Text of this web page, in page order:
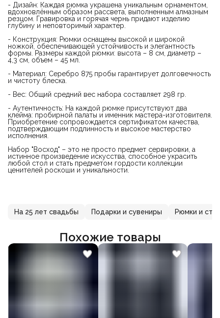
- Дизайн: Каждая рюмка украшена уникальным орнаментом,
вдохновлённым образом рассвета, выполненным алмазным
резцом. Гравировка и горячая чернь придают изделию
глубину и неповторимый характер.
- Конструкция: Рюмки оснащены высокой и широкой
ножкой, обеспечивающей устойчивость и элегантность
формы. Размеры каждой рюмки: высота – 8 см, диаметр –
4,3 см, объем – 45 мл.
- Материал: Серебро 875 пробы гарантирует долговечность
и чистоту блеска.
- Вес: Общий средний вес набора составляет 298 гр.
- Аутентичность: На каждой рюмке присутствуют два
клейма: пробирной палаты и именник мастера-изготовителя.
Приобретение сопровождается сертификатом качества,
подтверждающим подлинность и высокое мастерство
исполнения.
Набор "Восход" – это не просто предмет сервировки, а
истинное произведение искусства, способное украсить
любой стол и стать предметом гордости коллекции
ценителей роскоши и уникальности.
На 25 лет свадьбы Подарки и сувениры Рюмки и
Похожие товары